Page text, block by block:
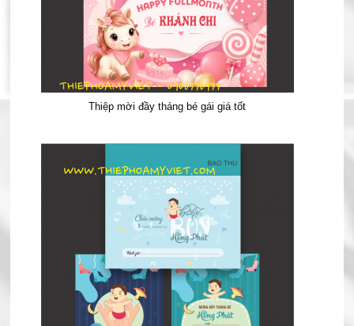
Thiệp mời đầy tháng bé gái giá tốt